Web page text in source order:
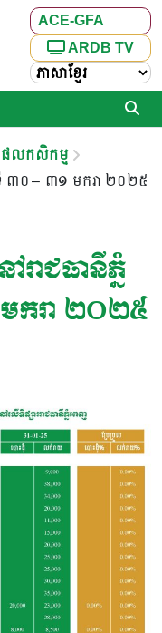
ACE-GFA
ARDB TV
ផលកសិកម្ម
ទី ៣០ – ៣១ មករា ២០២៥
ាជធានីភ្នំ
ករា ២០២៥